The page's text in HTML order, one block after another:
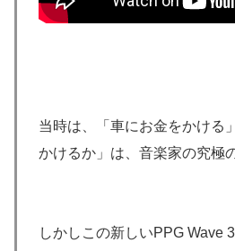
当時は、「車にお金をかける
かけるか」は、音楽家の究極
しかしこの新しいPPG Wave